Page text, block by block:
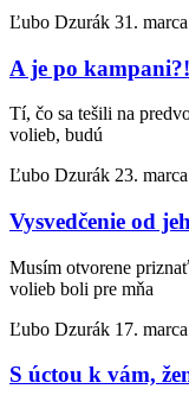
Ľubo Dzurák 31.
A je po kampani?!
Tí, čo sa tešili na
volieb, budú
Ľubo Dzurák 23.
Vysvedčenie od
Musím otvorene
volieb boli pre mňa
Ľubo Dzurák 17.
S úctou k vám,